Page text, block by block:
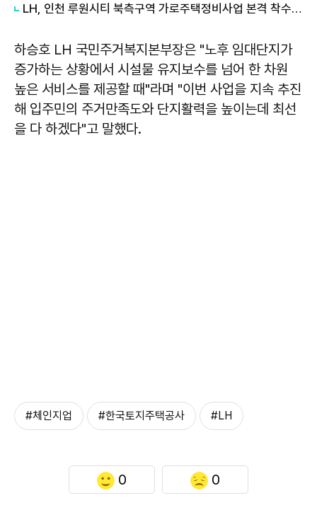
LH, 인천 루원시티 북측구역 가로주택정비사업 본격 착수…국내 최대 규모
하승호 LH 국민주거복지본부장은 "노후 임대단지가
증가하는 상황에서 시설물 유지보수를 넘어 한 차원
높은 서비스를 제공할 때"라며 "이번 사업을 지속 추진
해 입주민의 주거만족도와 단지활력을 높이는데 최선
을 다 하겠다"고 말했다.
#체인지업 #한국토지주택공사 #LH
0 0